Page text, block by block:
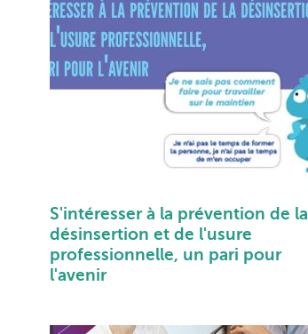
S'intéresser à la prévention de la
désinsertion et de l'usure
professionnelle, un pari pour
l'avenir